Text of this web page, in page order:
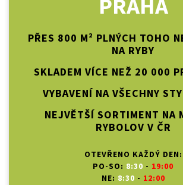
PRAHA
PŘES 800 M² PLNÝCH TOHO
NA RYBY
SKLADEM VÍCE NEŽ 20 000
VYBAVENÍ NA VŠECHNY
NEJVĚTŠÍ SORTIMENT NA
RYBOLOV V ČR
OTEVŘENO KAŽDÝ DEN:
PO-SO: 8:30 - 19:00
NE: 8:30 - 12:00